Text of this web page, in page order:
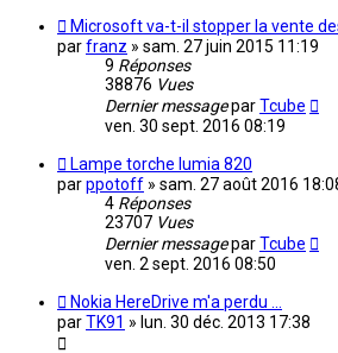
Microsoft va-t-il stopper la vente
parfranz » sam. 27 juin 2015 11:19
9 Réponses
38876 Vues
Dernier messageparTcube
ven. 30 sept. 2016 08:19
Lampe torche lumia 820
parppotoff » sam. 27 août 2016
4 Réponses
23707 Vues
Dernier messageparTcube
ven. 2 sept. 2016 08:50
Nokia HereDrive m'a perdu ...
parTK91 » lun. 30 déc. 2013 17:38